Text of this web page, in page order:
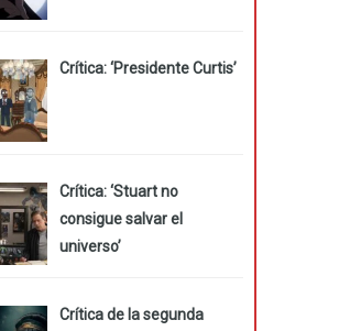
Crítica: ‘Presidente Curtis’
Crítica: ‘Stuart no
consigue salvar el
universo’
Crítica de la segunda